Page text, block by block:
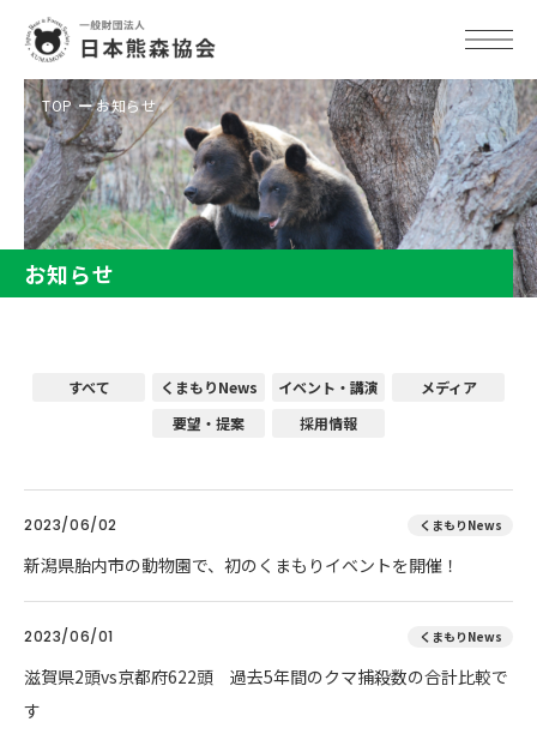
TOP お知らせ
お知らせ
すべて くまもりNews イベント・講演
メディア
要望・提案
採用情報
2023/06/02 くまもりNews
新潟県胎内市の動物園で、初のくまもりイベントを開催！
2023/06/01 くまもりNews
滋賀県2頭vs京都府622頭 過去5年間のクマ捕殺数の合計比較で
す